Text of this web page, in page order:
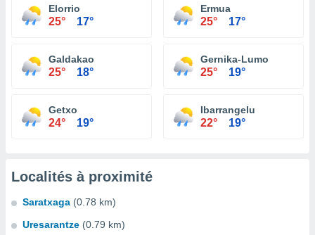
Elorrio
25° 17°
Ermua
25° 17°
Galdakao
25° 18°
Gernika-Lumo
25° 19°
Getxo
24° 19°
Ibarrangelu
22° 19°
Localités à proximité
Saratxaga (0.78 km)
Uresarantze (0.79 km)